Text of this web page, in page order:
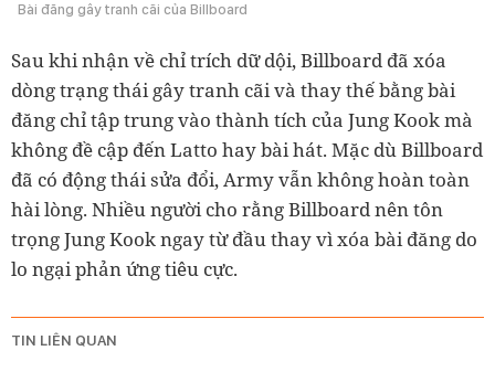
Bài đăng gây tranh cãi của Billboard
Sau khi nhận về chỉ trích dữ dội, Billboard đã xóa
dòng trạng thái gây tranh cãi và thay thế bằng bài
đăng chỉ tập trung vào thành tích của Jung Kook mà
không đề cập đến Latto hay bài hát. Mặc dù Billboard
đã có động thái sửa đổi, Army vẫn không hoàn toàn
hài lòng. Nhiều người cho rằng Billboard nên tôn
trọng Jung Kook ngay từ đầu thay vì xóa bài đăng do
lo ngại phản ứng tiêu cực.
TIN LIÊN QUAN